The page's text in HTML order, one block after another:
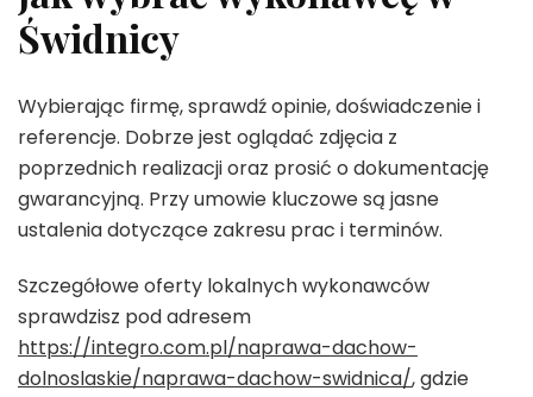
Świdnicy
Wybierając firmę, sprawdź opinie, doświadczenie i
referencje. Dobrze jest oglądać zdjęcia z
poprzednich realizacji oraz prosić o dokumentację
gwarancyjną. Przy umowie kluczowe są jasne
ustalenia dotyczące zakresu prac i terminów.
Szczegółowe oferty lokalnych wykonawców
sprawdzisz pod adresem
https://integro.com.pl/naprawa-dachow-
dolnoslaskie/naprawa-dachow-swidnica/, gdzie